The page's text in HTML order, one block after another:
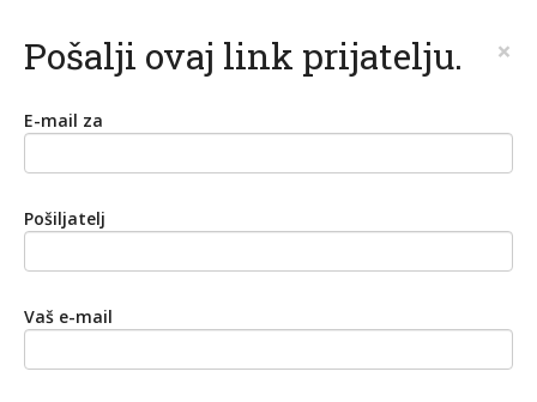
Pošalji ovaj link prijatelju. ×
E-mail za
Pošiljatelj
Vaš e-mail